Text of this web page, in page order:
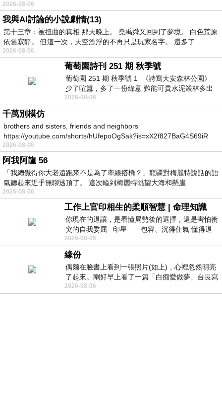
2026-08-06
我與AI討論的小說劇情(13)
第十三章：被扭曲的真相 那天晚上。 堯禹舜又回到了夢境。 白色荒原
依舊寂靜。 但這一次，天空漂浮的不再只是玩家名字。 還多了
2026-08-06
葡萄園詩刊 251 期 秋季號
葡萄園 251 期 秋季號 1 《詩寫大安森林公園》
少了喧囂，多了一份綠意 難能可貴水泥叢林多出
一
2026-08-06
千萬別模仿
brothers and sisters, friends and neighbors
https://youtube.com/shorts/hUfepoOgSak?is=xX2f827BaG4S69iR
https
2026-08-06
阿我阿龍 56
「我總覺得你大老遠跑來不是為了牽線搭橋？」龍疆對梅麗特說話的語
氣聽起來近乎無聊透頂了。 這次輪到梅麗特眺望大海和懸崖
2026-08-06
工作上官印相生的柔順智慧 | 命理知識
你現在的退讓，是看懂局勢後的選擇，還是害怕衝
突的自我委屈 印星——包容、沉得住氣 懂得退
一步觀察，不會
2026-08-06
緣份
偶爾在臉書上看到一張照片(如上)，心裡忽然明亮
了起來。剛好早上看了一篇「白痴愛做夢」台長寫
的貼文，在回顧年輕時瘋狂愛上
2026-08-06